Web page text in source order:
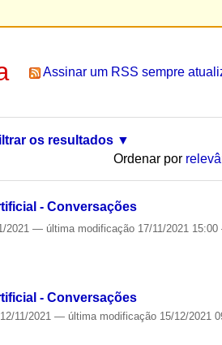
Assinar um RSS sempre
os resultados
Ordenar por
- Conversações
2021— última modificação 17/11/2021 15:00
- Conversações
12/11/2021— última modificação 15/12/2021